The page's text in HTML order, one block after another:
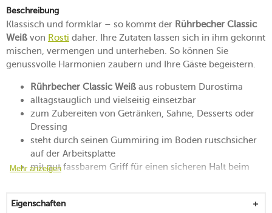
Beschreibung
Klassisch und formklar – so kommt der Rührbecher Classic
Weiß von Rosti daher. Ihre Zutaten lassen sich in ihm gekonnt
mischen, vermengen und unterheben. So können Sie
genussvolle Harmonien zaubern und Ihre Gäste begeistern.
Rührbecher Classic Weiß aus robustem Durostima
alltagstauglich und vielseitig einsetzbar
zum Zubereiten von Getränken, Sahne, Desserts oder
Dressing
steht durch seinen Gummiring im Boden rutschsicher
auf der Arbeitsplatte
mit gut fassbarem Griff für einen sicheren Halt beim
Schnabel ermöglicht ein tropffreies Ausgießen
Mehr anzeigen
Eigenschaften